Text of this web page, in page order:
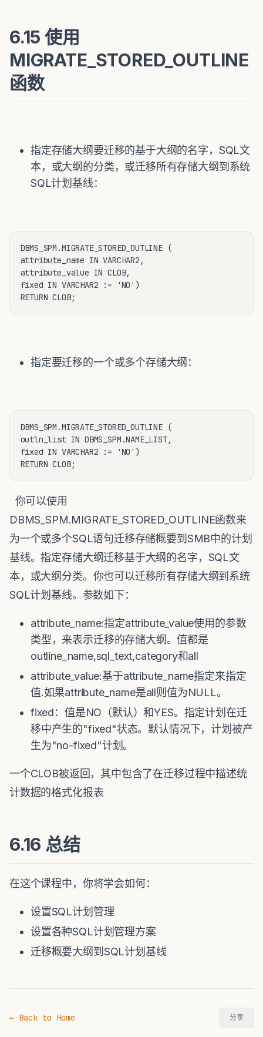
6.15 使用
MIGRATE_STORED_OUTLINE
函数
指定存储大纲要迁移的基于大纲的名字，SQL文
本，或大纲的分类，或迁移所有存储大纲到系统
SQL计划基线：
DBMS_SPM.MIGRATE_STORED_OUTLINE (
attribute_name IN VARCHAR2,
attribute_value IN CLOB,
fixed IN VARCHAR2 := 'NO')
RETURN CLOB;
指定要迁移的一个或多个存储大纲：
DBMS_SPM.MIGRATE_STORED_OUTLINE (
outln_list IN DBMS_SPM.NAME_LIST,
fixed IN VARCHAR2 := 'NO')
RETURN CLOB;
你可以使用
DBMS_SPM.MIGRATE_STORED_OUTLINE函数来
为一个或多个SQL语句迁移存储概要到SMB中的计划
基线。指定存储大纲迁移基于大纲的名字，SQL文
本，或大纲分类。你也可以迁移所有存储大纲到系统
SQL计划基线。参数如下：
attribute_name:指定attribute_value使用的参数
类型，来表示迁移的存储大纲。值都是
outline_name,sql_text,category和all
attribute_value:基于attribute_name指定来指定
值.如果attribute_name是all则值为NULL。
fixed：值是NO（默认）和YES。指定计划在迁
移中产生的"fixed"状态。默认情况下，计划被产
生为"no-fixed"计划。
一个CLOB被返回，其中包含了在迁移过程中描述统
计数据的格式化报表
6.16 总结
在这个课程中，你将学会如何：
设置SQL计划管理
设置各种SQL计划管理方案
迁移概要大纲到SQL计划基线
← Back to Home 分享